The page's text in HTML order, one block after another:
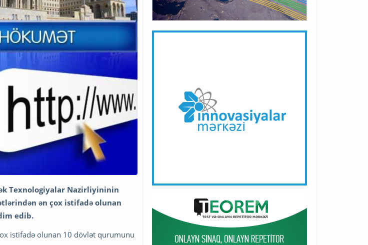
Texnologiyalar Nazirliyininin
ən çox istifadə olunan
edib.
istifadə olunan 10 dövlət qurumunu